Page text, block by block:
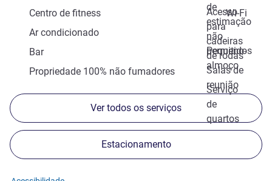
de
estimação
não
permitidos
Acesso
para
cadeiras
de rodas
Centro de fitness
Wi-Fi
Ar condicionado
Pequeno-
almoço
Bar
Salas de
reunião
Propriedade 100% não fumadores
Serviço
de
quartos
Ver todos os serviços
Estacionamento